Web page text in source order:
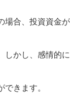
場合、投資資金
しかし、感情的
きます。